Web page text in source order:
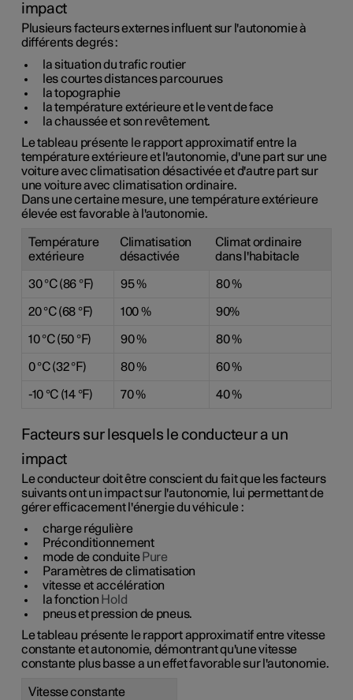
impact
Plusieurs facteurs externes influent sur l'autonomie à
différents degrés :
la situation du trafic routier
les courtes distances parcourues
la topographie
la température extérieure et le vent de face
la chaussée et son revêtement.
Le tableau présente le rapport approximatif entre la
température extérieure et l'autonomie, d'une part sur une
voiture avec climatisation désactivée et d'autre part sur
une voiture avec climatisation ordinaire.
Dans une certaine mesure, une température extérieure
élevée est favorable à l'autonomie.
Température
extérieure
Climatisation
désactivée
Climat ordinaire
dans l'habitacle
30 °C(86 °F) 95 % 80 %
20 °C(68 °F) 100 % 90%
10 °C(50 °F) 90 % 80 %
0 °C(32 °F) 80 % 60 %
-10 °C (14 °F) 70 % 40 %
Facteurs sur lesquels le conducteur a un
impact
Le conducteur doit être conscient du fait que les facteurs
suivants ont un impact sur l'autonomie, lui permettant de
gérer efficacement l'énergie du véhicule :
charge régulière
Préconditionnement
mode de conduite Pure
Paramètres de climatisation
vitesse et accélération
la fonction Hold
pneus et pression de pneus.
Le tableau présente le rapport approximatif entre vitesse
constante et autonomie, démontrant qu'une vitesse
constante plus basse a un effet favorable sur l'autonomie.
Vitesse constante